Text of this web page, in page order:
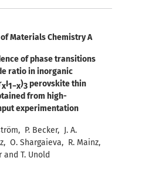
Materials Chemistry A
of phase transitions
ratio in inorganic
xI1−x)3perovskite thin
from high-
experimentation
P. Becker, J. A.
O. Shargaieva, R. Mainz,
and T. Unold